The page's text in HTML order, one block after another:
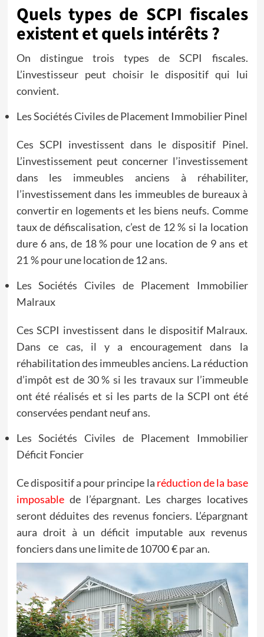
Quels types de SCPI fiscales
existent et quels intérêts ?
On distingue trois types de SCPI fiscales.
L’investisseur peut choisir le dispositif qui lui
convient.
Les Sociétés Civiles de Placement Immobilier Pinel
Ces SCPI investissent dans le dispositif Pinel.
L’investissement peut concerner l’investissement
dans les immeubles anciens à réhabiliter,
l’investissement dans les immeubles de bureaux à
convertir en logements et les biens neufs. Comme
taux de défiscalisation, c’est de 12 % si la location
dure 6 ans, de 18 % pour une location de 9 ans et
21 % pour une location de 12 ans.
Les Sociétés Civiles de Placement Immobilier
Malraux
Ces SCPI investissent dans le dispositif Malraux.
Dans ce cas, il y a encouragement dans la
réhabilitation des immeubles anciens. La réduction
d’impôt est de 30 % si les travaux sur l’immeuble
ont été réalisés et si les parts de la SCPI ont été
conservées pendant neuf ans.
Les Sociétés Civiles de Placement Immobilier
Déficit Foncier
Ce dispositif a pour principe la réduction de la base
imposablede l’épargnant. Les charges locatives
seront déduites des revenus fonciers. L’épargnant
aura droit à un déficit imputable aux revenus
fonciers dans une limite de 10700 € par an.